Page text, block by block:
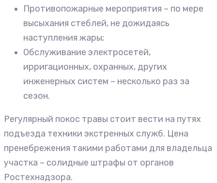
Противопожарные мероприятия – по мере
высыхания стеблей, не дожидаясь
наступления жары;
Обслуживание электросетей,
ирригационных, охранных, других
инженерных систем – несколько раз за
сезон.
Регулярный покос травы стоит вести на путях
подъезда техники экстренных служб. Цена
пренебрежения такими работами для владельца
участка – солидные штрафы от органов
Ростехнадзора.